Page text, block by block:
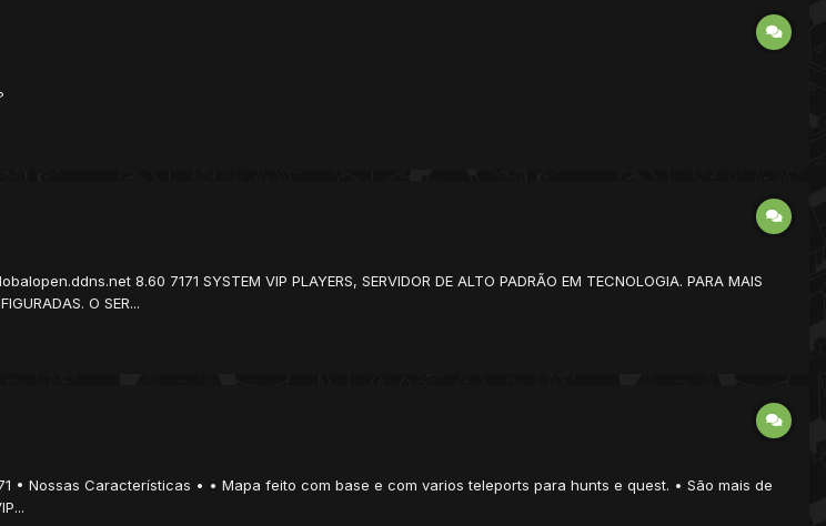
8.60 7171 SYSTEM VIP PLAYERS, SERVIDOR DE ALTO PADRÃO EM TECNOLOGIA. PARA MAIS
O SER...
• Nossas Características • • Mapa feito com base e com varios teleports para hunts e quest. • São mais de